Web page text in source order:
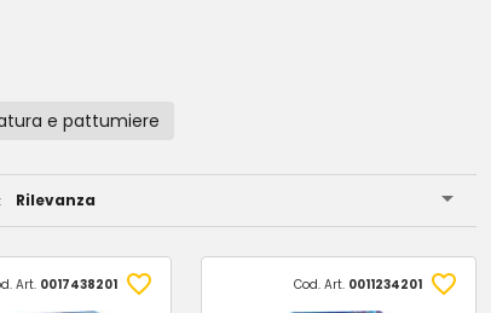
e pattumiere
Rilevanza
Art. 0017438201 Cod. Art. 0011234201